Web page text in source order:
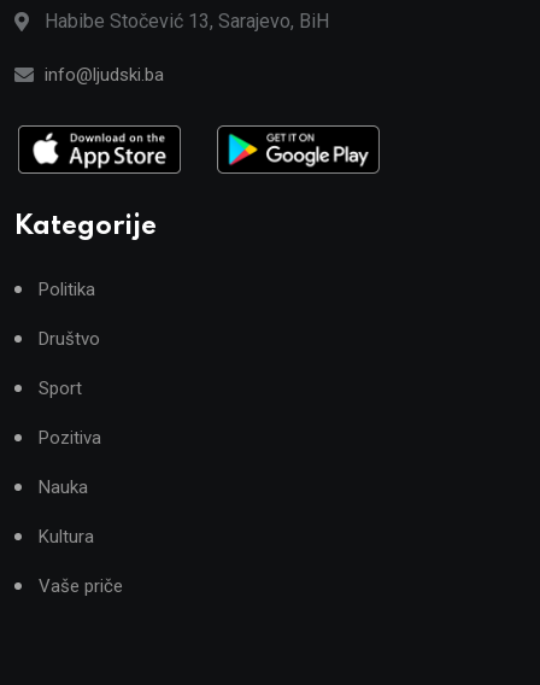
Habibe Stočević 13, Sarajevo, BiH
info@ljudski.ba
Kategorije
Politika
Društvo
Sport
Pozitiva
Nauka
Kultura
Vaše priče